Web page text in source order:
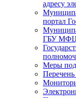
адресу
портал
ГБУ
Меры